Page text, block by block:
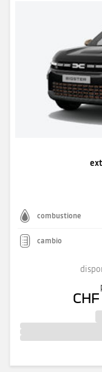
combustione
cambio